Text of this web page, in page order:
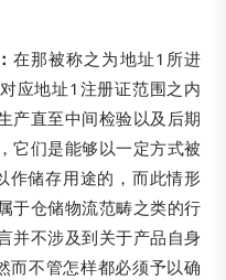
在那被称之为地址1所进
应地址1注册证范围之内
产直至中间检验以及后期
它们是能够以一定方式被
作储存用途的，而此情形
于仓储物流范畴之类的行
并不涉及到关于产品自身
而不管怎样都必须予以确